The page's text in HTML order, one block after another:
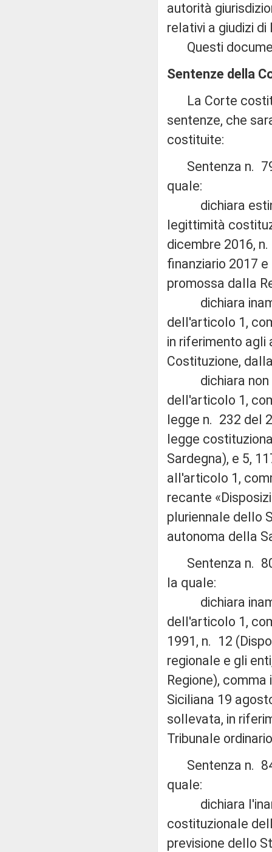
autorità
relativi a giudizi
Questi
Sentenze della
La Corte
sentenze, che
costituite:
Sentenza n. 79
quale:
dichiara
legittimità
dicembre 2016,
finanziario 2017
promossa dalla
dichiara
dell'articolo 1,
in riferimento agli
Costituzione,
dichiara non
dell'articolo 1,
legge n. 232 del
legge
Sardegna), e 5,
all'articolo 1,
recante
pluriennale dello
autonoma della
Sentenza n. 80
la quale:
dichiara
dell'articolo 1,
1991, n. 12
regionale e gli
Regione),
Siciliana 19
sollevata, in
Tribunale
Sentenza n. 84
quale:
dichiara
costituzionale
previsione dello